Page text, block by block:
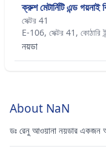
ক্রুশ মেটার্নিটি এন্ড গয়নাই
সেক্টর 41
E-106, সেক্টর 41, কোঠারি
নয়ডা
About NaN
ডঃ রেনু আওয়ানা নয়ডার একজন